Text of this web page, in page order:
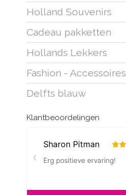
Holland Souvenirs
Cadeau pakketten
Hollands Lekkers
Fashion - Accessoires
Delfts blauw
Klantbeoordelingen